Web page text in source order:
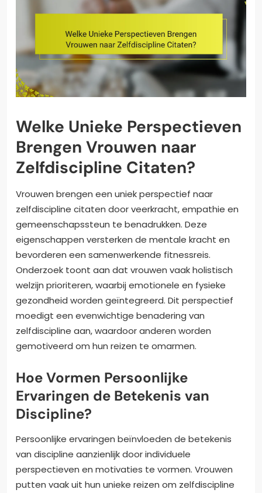
Welke Unieke Perspectieven
Brengen Vrouwen naar
Zelfdiscipline Citaten?
Vrouwen brengen een uniek perspectief naar
zelfdiscipline citaten door veerkracht, empathie en
gemeenschapssteun te benadrukken. Deze
eigenschappen versterken de mentale kracht en
bevorderen een samenwerkende fitnessreis.
Onderzoek toont aan dat vrouwen vaak holistisch
welzijn prioriteren, waarbij emotionele en fysieke
gezondheid worden geïntegreerd. Dit perspectief
moedigt een evenwichtige benadering van
zelfdiscipline aan, waardoor anderen worden
gemotiveerd om hun reizen te omarmen.
Hoe Vormen Persoonlijke
Ervaringen de Betekenis van
Discipline?
Persoonlijke ervaringen beïnvloeden de betekenis
van discipline aanzienlijk door individuele
perspectieven en motivaties te vormen. Vrouwen
putten vaak uit hun unieke reizen om zelfdiscipline